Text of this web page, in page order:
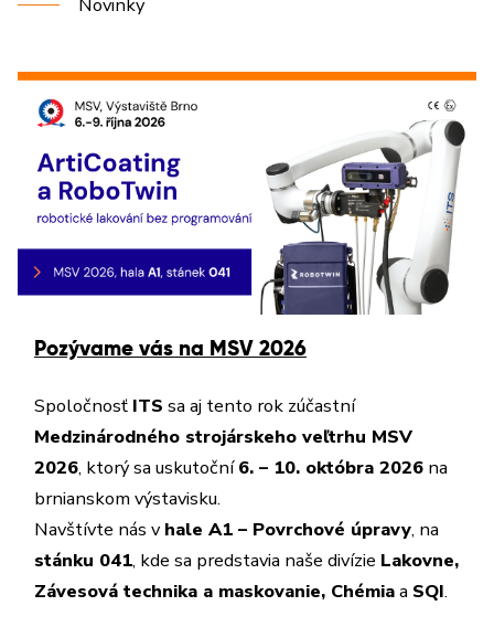
Novinky
Pozývame vás na MSV 2026
Spoločnosť ITS sa aj tento rok zúčastní
Medzinárodného strojárskeho veľtrhu MSV
2026, ktorý sa uskutoční6. – 10. októbra 2026 na
brnianskom výstavisku.
Navštívte nás vhale A1 – Povrchové úpravy, na
stánku 041, kde sa predstavia naše divízie Lakovne,
Závesová technika a maskovanie, Chémiaa SQI.